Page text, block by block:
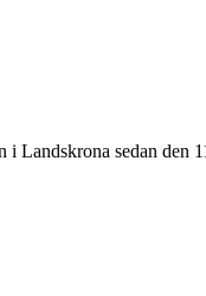
Landskrona sedan den